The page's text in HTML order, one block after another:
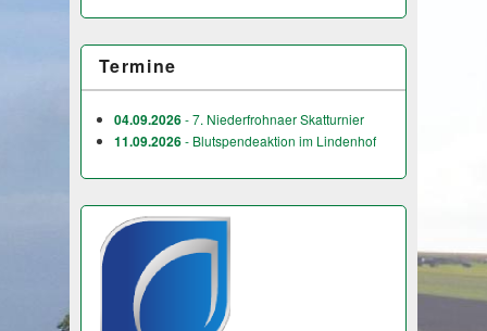
Termine
04.09.2026- 7. Niederfrohnaer Skatturnier
11.09.2026- Blutspendeaktion im Lindenhof